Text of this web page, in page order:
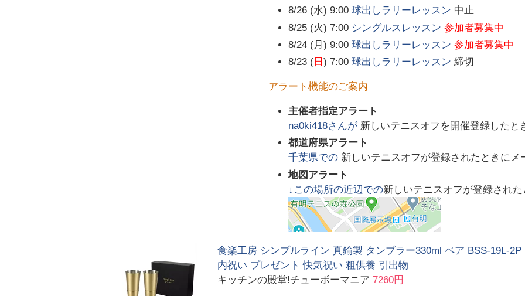
8/26 (水) 9:00 球出しラリーレッスン 中止
8/25 (火) 7:00 シングルスレッスン 参加者募集中
8/24 (月) 9:00 球出しラリーレッスン 参加者募集中
8/23 (日 ) 7:00 球出しラリーレッスン 締切
アラート機能のご案内
主催者指定アラート
na0ki418さんが 新しいテニスオフを開催登録したと
都道府県アラート
千葉県での 新しいテニスオフが登録されたときにメ
地図アラート
↓この場所の近辺での新しいテニスオフが登録され
食楽工房 シンプルライン 真鍮製 タンブラー330ml ペア BSS-19L-
内祝い プレゼント 快気祝い 粗供養 引出物
キッチンの殿堂!チューボーマニア 7260円